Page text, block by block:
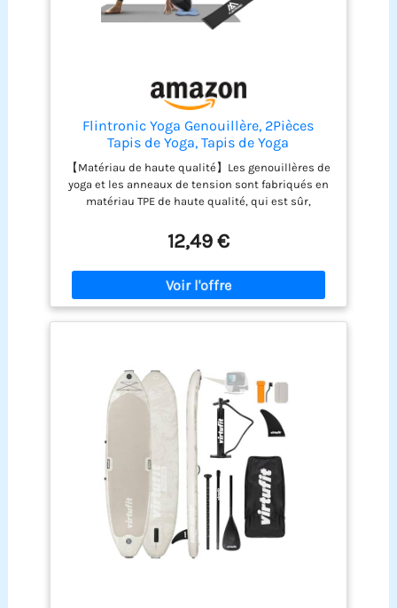
Flintronic Yoga Genouillère, 2Pièces
Tapis de Yoga, Tapis de Yoga
Antidérapants 20 * 20cm, Yoga Coussin
pour Protéger Les Genoux, Les Mains, Les
Poignets et Les Coudes, avec Bande de
Résistance
【Matériau de haute qualité】Les genouillères de
yoga et les anneaux de tension sont fabriqués en
matériau TPE de haute qualité, qui est sûr,
20 mm d'épaisseur offrent d'excellentes
performances de rebond instantané, aidant à
réduire les dommages articulaires et à soulager la
douleur dans les mains, les genoux, les coudes et
la tête pendant le sport 【Conception
ergonomique】 Le tapis de yoga à genoux a un
telle conception aide à soulager la pression sur
les articulations et les muscles lors de
différentes poses de yoga, réduisant ainsi la
douleur et évitant les blessures 【Surface
texturée antidérapante】la texture à motifs sur
les genouillères de yoga est non seulement belle
mais a également un meilleur effet antidérapant.
La texture sur le fond peut offrir une meilleure
adhérence et garantir que le tapis de yoga ne
déviera pas de sa position pendant l'utilisation.
Cette fonction antidérapante offre une stabilité
pendant vos entraînements et évite les blessures
12,49 €